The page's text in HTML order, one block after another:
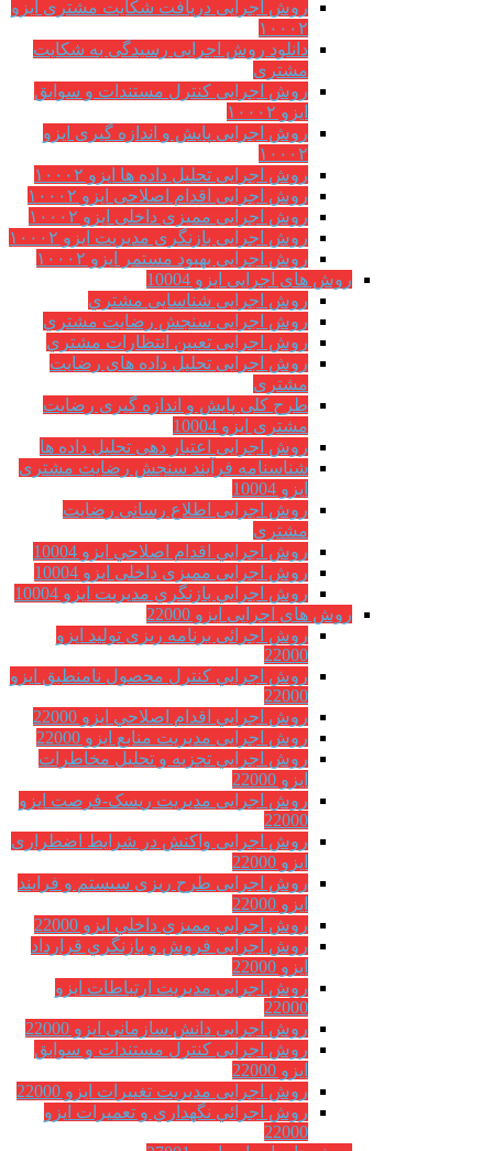
روش اجرایی دریافت شکایت مشتری ایزو
۱۰۰۰۲
دانلود روش اجرایی رسیدگی به شکایت
مشتری
روش اجرایی کنترل مستندات و سوابق
ایزو ۱۰۰۰۲
روش اجرایی پایش و اندازه گیری ایزو
۱۰۰۰۲
روش اجرایی تحلیل داده ها ایزو ۱۰۰۰۲
روش اجرایی اقدام اصلاحی ایزو ۱۰۰۰۲
روش اجرایی ممیزی داخلی ایزو ۱۰۰۰۲
روش اجرایی بازنگری مدیریت ایزو ۱۰۰۰۲
روش اجرایی بهبود مستمر ایزو ۱۰۰۰۲
روش های اجرایی ایزو 10004
روش اجرایی شناسایی مشتري
روش اجرایی سنجش رضایت مشتري
روش اجرایی تعیین انتظارات مشتري
روش اجرایی تحلیل داده های رضایت
مشتری
طرح کلی پایش و اندازه گیری رضایت
مشتری ایزو 10004
روش اجرایی اعتبار دهی تحلیل داده ها
شناسنامه فرآیند سنجش رضایت مشتری
ایزو 10004
روش اجرایی اطلاع رسانی رضایت
مشتری
روش اجرايي اقدام اصلاحي ایزو 10004
روش اجرایی ممیزی داخلی ایزو 10004
روش اجرايي بازنگري مديريت ایزو 10004
روش های اجرایی ایزو 22000
روش اجرائی برنامه ريزی توليد ایزو
22000
روش اجرايي كنترل محصول نامنطبق ایزو
22000
روش اجرايي اقدام اصلاحي ایزو 22000
روش اجرایی مدیریت منابع ایزو 22000
روش اجرايي تجزیه و تحلیل مخاطرات
ایزو 22000
روش اجرایی مدیریت ریسک-فرصت ایزو
22000
روش اجرایی واکنش در شرایط اضطراری
ایزو 22000
روش اجرایی طرح ریزی سیستم و فرایند
ایزو 22000
روش اجرايي مميزي داخلي ایزو 22000
روش اجرایی فروش و بازنگري قرارداد
ایزو 22000
روش اجرایی مدیریت ارتباطات ایزو
22000
روش اجرایی دانش سازمانی ایزو 22000
روش اجرایی کنترل مستندات و سوابق
ایزو 22000
روش اجرایی مدیریت تغییرات ایزو 22000
روش اجرائي نگهداري و تعميرات ایزو
22000